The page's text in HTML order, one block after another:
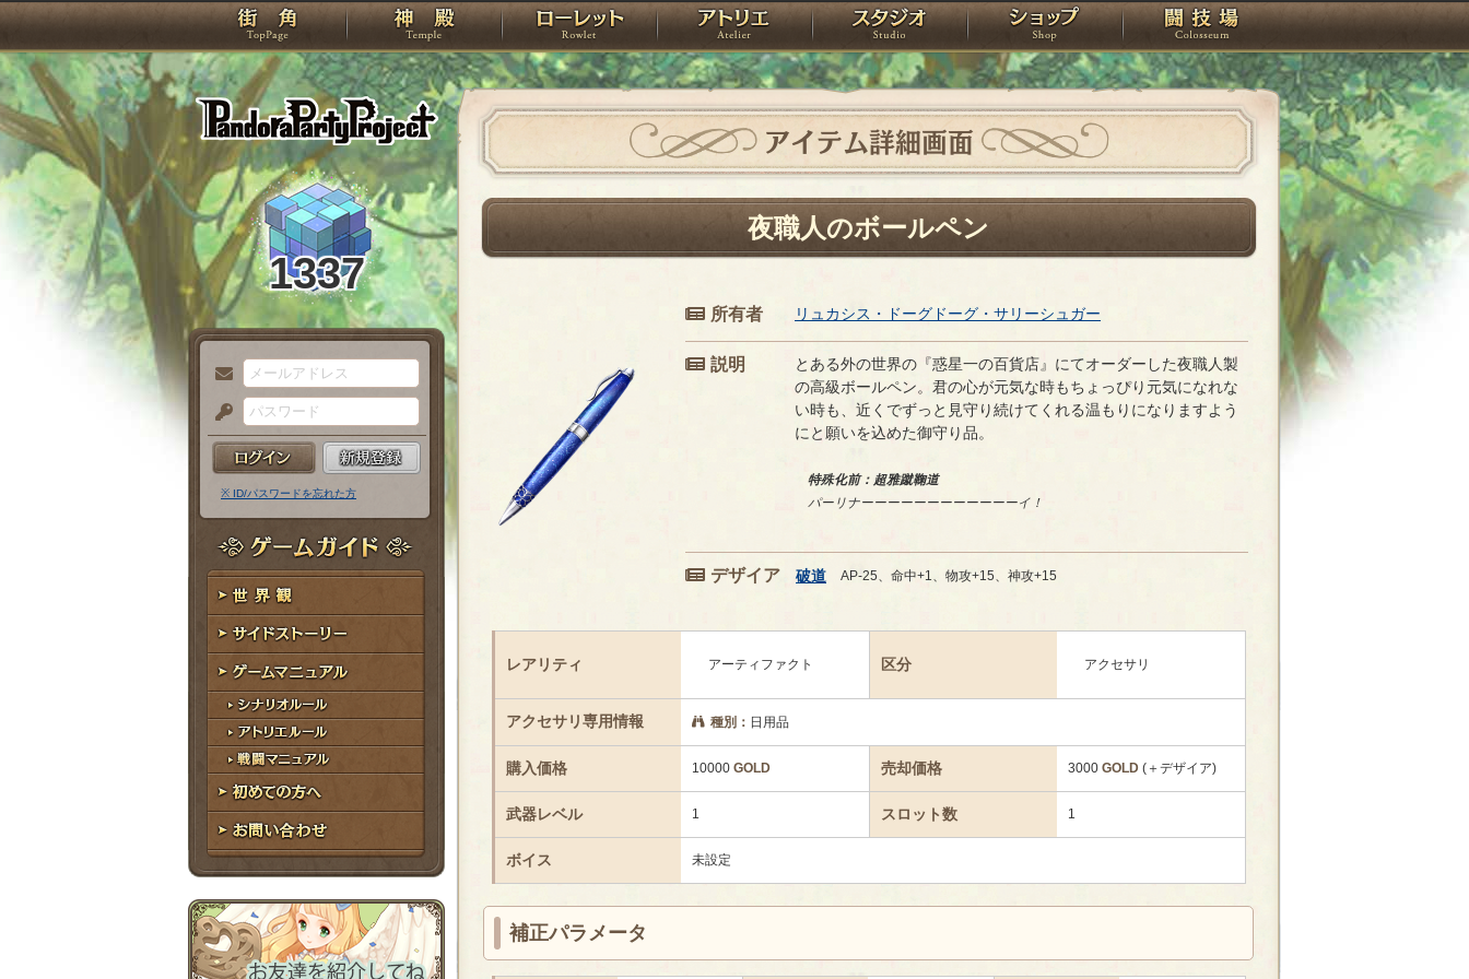
PandoraPartyProject
TOP 神殿 ローレット アトリエ スタジオ ショップ 闘技場
1337
メ
ー
ル
ア
ド
レ
ス
パ
ス
ー
ド
※ ID/パスワードを忘れた方
ゲームガイド
世界観
サイドストーリー
ゲームマニュアル
シナリオルール
アトリエルール
戦闘マニュアル
初めての方へ
お問い合わせ
アイテム詳細画面
夜職人のボールペン
所有者 リュカシス・ドーグドーグ・サリーシュガー
説明
とある外の世界の『惑星一の百貨店』にてオーダーした夜職人製
の高級ボールペン。君の心が元気な時もちょっぴり元気になれな
い時も、近くでずっと見守り続けてくれる温もりになりますよう
にと願いを込めた御守り品。
特殊化前：超雅蹴鞠道
パーリナーーーーーーーーーーーーイ！
デザイア 破道 AP-25、命中+1、物攻+15、神攻+15
レアリティ アーティファクト 区分 アクセサリ
アクセサリ専用情報 種別： 日用品
購入価格 10000 GOLD 売却価格 3000 GOLD(＋デザイア)
武器レベル 1 スロット数 1
ボイス 未設定
補正パラメータ